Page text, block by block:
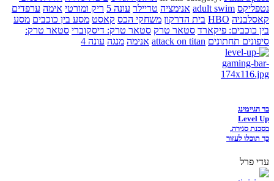
נטפליקס adult swim אנימציה טריילר עונה 5 ריק ומורטי אימה ערפדים
קאסלבניה HBO בית הדרקון משחקי הכס קאסט מסע בין כוכבים מסע
בין כוכבים: פיקארד סטאר טרק סטאר טרק: דיסקוברי סטאר טרק:
סיפונים תחתונים attack on titan אנימה מנגה עונה 4
בר הגיימינג
Level Up
בסכנת סגירה,
כך תוכלו לעזור
עדי פרל